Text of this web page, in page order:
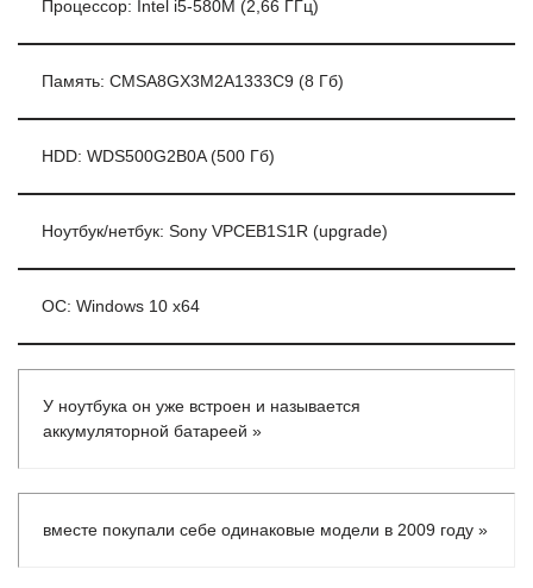
Процессор: Intel i5-580M (2,66 ГГц)
Память: CMSA8GX3M2A1333C9 (8 Гб)
HDD: WDS500G2B0A (500 Гб)
Ноутбук/нетбук: Sony VPCEB1S1R (upgrade)
ОС: Windows 10 x64
У ноутбука он уже встроен и называется
аккумуляторной батареей »
вместе покупали себе одинаковые модели в 2009 году »